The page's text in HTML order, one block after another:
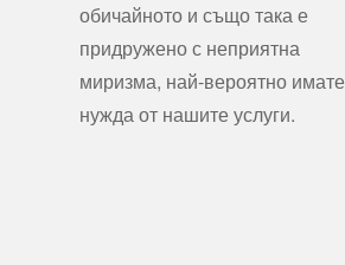
обичайното и също така е
придружено с неприятна
миризма, най-вероятно имате
нужда от нашите услуги.